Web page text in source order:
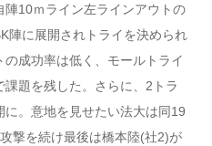
10ｍライン左ラインアウトの
陣に展開されトライを決められ
成功率は低く、モールトライ
題を残した。さらに、2トラ
。意地を見せたい法大は同19
撃を続け最後は橋本陸(社2)が